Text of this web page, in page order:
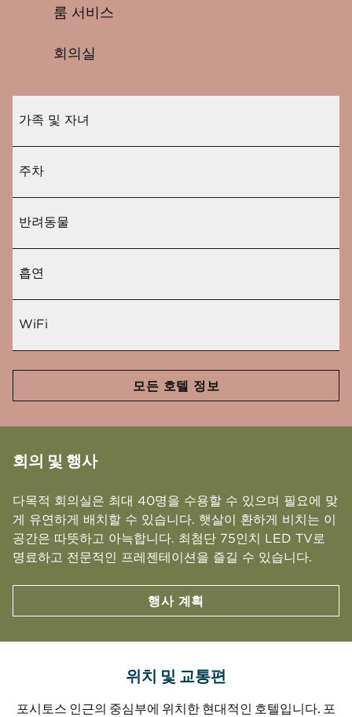
룸 서비스
회의실
가족 및 자녀
주차
반려동물
흡연
WiFi
모든 호텔 정보
회의 및 행사
다목적 회의실은 최대 40명을 수용할 수 있으며 필요에 맞
게 유연하게 배치할 수 있습니다. 햇살이 환하게 비치는 이
공간은 따뜻하고 아늑합니다. 최첨단 75인치 LED TV로
명료하고 전문적인 프레젠테이션을 즐길 수 있습니다.
행사 계획
위치 및 교통편
포시토스 인근의 중심부에 위치한 현대적인 호텔입니다. 포